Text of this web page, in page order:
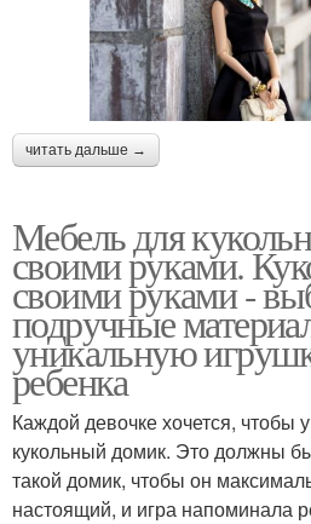
читать дальше →
Мебель для
своими руками.
своими руками -
подручные
уникальную
ребенка
Каждой девочке хочется, чтобы
кукольный домик. Это должны
такой домик, чтобы он
настоящий, и игра напоминала